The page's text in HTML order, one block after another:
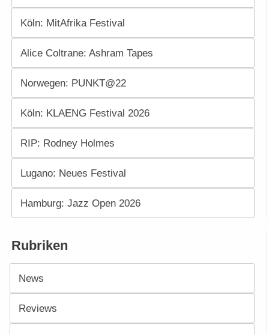
Köln: MitAfrika Festival
Alice Coltrane: Ashram Tapes
Norwegen: PUNKT@22
Köln: KLAENG Festival 2026
RIP: Rodney Holmes
Lugano: Neues Festival
Hamburg: Jazz Open 2026
Rubriken
News
Reviews